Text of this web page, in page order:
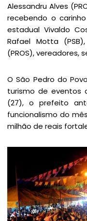
Alessandru Alves
recebendo o
estadual Vivaldo
Rafael Motta
(PROS), vereadores,
O São Pedro do
turismo de eventos
(27), o prefeito
funcionalismo do
milhão de reais